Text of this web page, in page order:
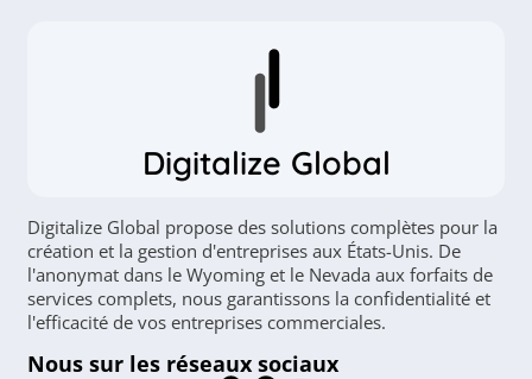
Digitalize Global
Digitalize Global propose des solutions complètes pour la
création et la gestion d'entreprises aux États-Unis. De
l'anonymat dans le Wyoming et le Nevada aux forfaits de
services complets, nous garantissons la confidentialité et
l'efficacité de vos entreprises commerciales.
Nous sur les réseaux sociaux